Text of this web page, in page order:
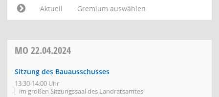
Aktuell
Gremium auswählen
MO 22.04.2024
Sitzung des Bauausschusses
13:30-14:00 Uhr
im großen Sitzungssaal des Landratsamtes